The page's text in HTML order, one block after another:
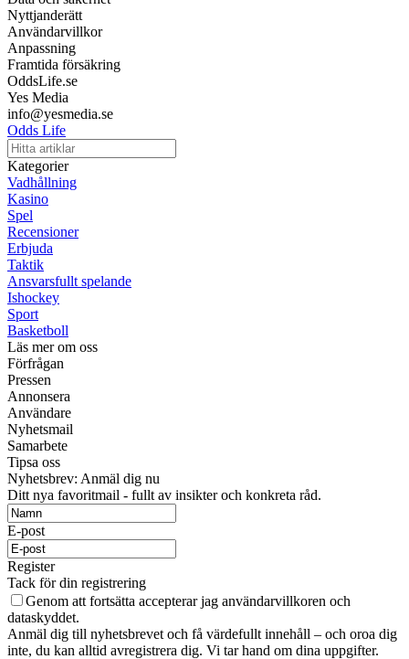
Nyttjanderätt
Användarvillkor
Anpassning
Framtida försäkring
OddsLife.se
Yes Media
info@yesmedia.se
Odds Life
Kategorier
Vadhållning
Kasino
Spel
Recensioner
Erbjuda
Taktik
Ansvarsfullt spelande
Ishockey
Sport
Basketboll
Läs mer om oss
Förfrågan
Pressen
Annonsera
Användare
Nyhetsmail
Samarbete
Tipsa oss
Nyhetsbrev: Anmäl dig nu
Ditt nya favoritmail - fullt av insikter och konkreta råd.
E-post
Register
Tack för din registrering
Genom att fortsätta accepterar jag användarvillkoren och
dataskyddet.
Anmäl dig till nyhetsbrevet och få värdefullt innehåll – och oroa dig
inte, du kan alltid avregistrera dig. Vi tar hand om dina uppgifter.